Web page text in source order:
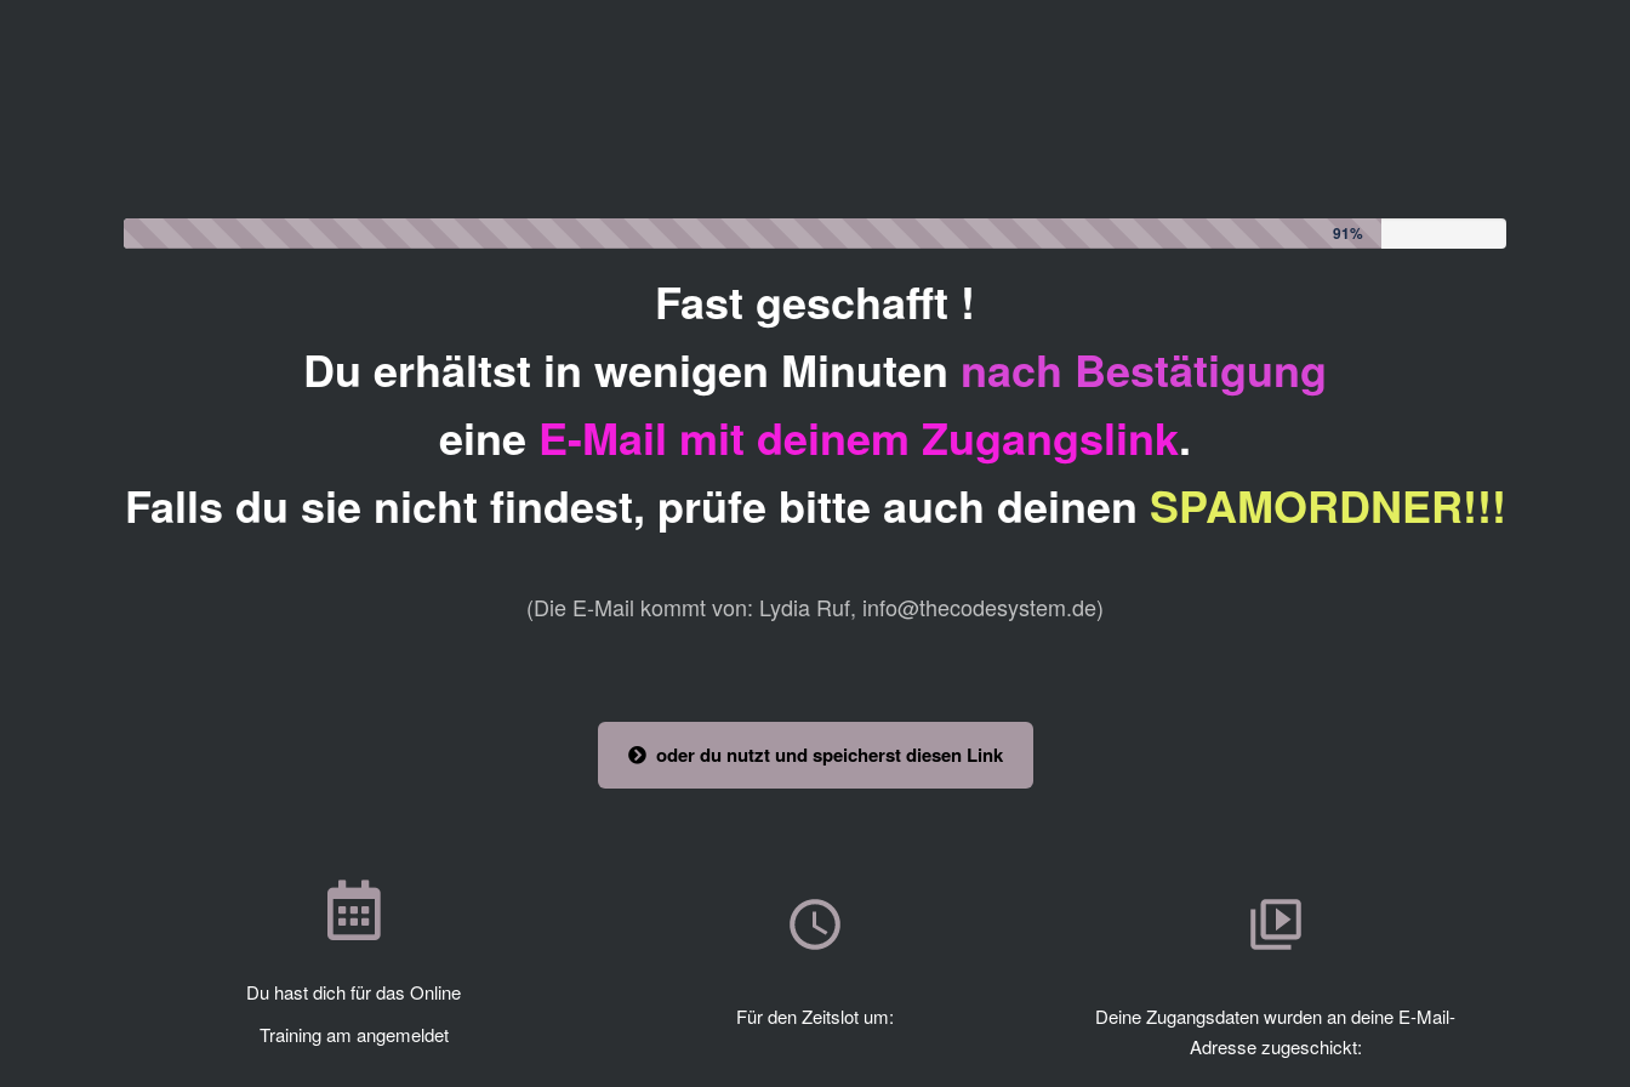
91%
Fast geschafft !
Du erhältst in wenigen Minuten nach Bestätigung
eine E-Mail mit deinem Zugangslink.
Falls du sie nicht findest, prüfe bitte auch deinen SPAMORDNER!!!
(Die E-Mail kommt von: Lydia Ruf, info@thecodesystem.de)
oder du nutzt und speicherst diesen Link
Du hast dich für das Online
Training am angemeldet
Für den Zeitslot um:
Deine Zugangsdaten wurden an deine E-Mail-
Adresse zugeschickt: